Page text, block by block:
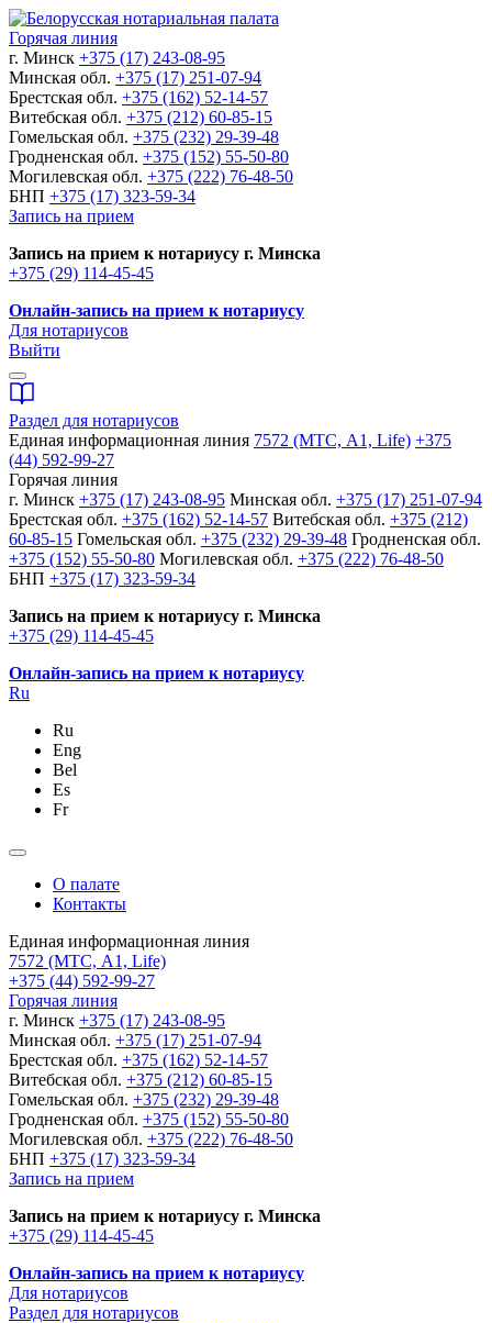
Горячая линия
г. Минск +375 (17) 243-08-95
Минская обл. +375 (17) 251-07-94
Брестская обл. +375 (162) 52-14-57
Витебская обл. +375 (212) 60-85-15
Гомельская обл. +375 (232) 29-39-48
Гродненская обл. +375 (152) 55-50-80
Могилевская обл. +375 (222) 76-48-50
БНП +375 (17) 323-59-34
Запись на прием
Запись на прием к нотариусу г. Минска
+375 (29) 114-45-45
Онлайн-запись на прием к нотариусу
Для нотариусов
Выйти
Раздел для нотариусов
Единая информационная линия 7572 (МТС, A1, Life) +375
(44) 592-99-27
Горячая линия
г. Минск +375 (17) 243-08-95 Минская обл. +375 (17) 251-07-94
Брестская обл. +375 (162) 52-14-57 Витебская обл. +375 (212)
60-85-15 Гомельская обл. +375 (232) 29-39-48 Гродненская обл.
+375 (152) 55-50-80 Могилевская обл. +375 (222) 76-48-50
БНП +375 (17) 323-59-34
Запись на прием к нотариусу г. Минска
+375 (29) 114-45-45
Онлайн-запись на прием к нотариусу
Ru
Ru
Eng
Bel
Es
Fr
О палате
Контакты
Единая информационная линия
7572 (МТС, A1, Life)
+375 (44) 592-99-27
Горячая линия
г. Минск +375 (17) 243-08-95
Минская обл. +375 (17) 251-07-94
Брестская обл. +375 (162) 52-14-57
Витебская обл. +375 (212) 60-85-15
Гомельская обл. +375 (232) 29-39-48
Гродненская обл. +375 (152) 55-50-80
Могилевская обл. +375 (222) 76-48-50
БНП +375 (17) 323-59-34
Запись на прием
Запись на прием к нотариусу г. Минска
+375 (29) 114-45-45
Онлайн-запись на прием к нотариусу
Для нотариусов
Раздел для нотариусов